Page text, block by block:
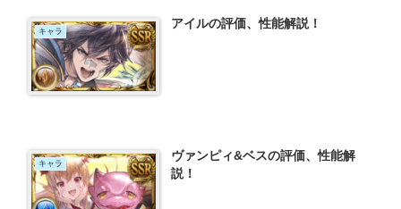
キャラ
アイルの評価、性能解説！
キャラ
ヴァンピィ&ベスの評価、性能解
説！